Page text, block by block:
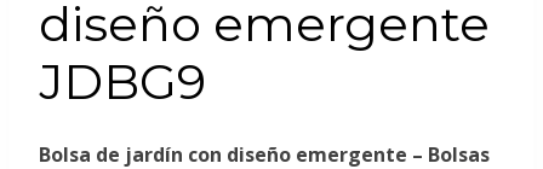
diseño emergente
JDBG9
Bolsa de jardín con diseño emergente – Bolsas